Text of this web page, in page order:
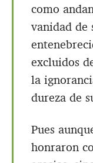
como
vanidad de
excluidos
la
dureza de
Pues
honraron